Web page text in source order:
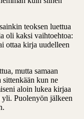
teoksen luettua
oli kaksi vaihtoehtoa:
ottaa kirja uudelleen
mutta samaan
sittenkään kun ne
aloin lukea kirjaa
Puolenyön jälkeen